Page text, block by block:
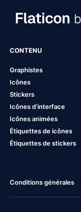
CONTENU
Graphistes
Icônes
Stickers
Icônes d'interface
Icônes animées
Étiquettes de icônes
Étiquettes de stickers
Conditions générales